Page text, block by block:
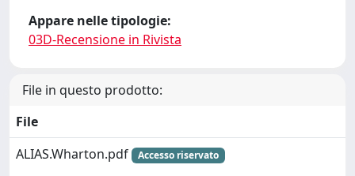
Appare nelle tipologie:
03D-Recensione in Rivista
File in questo prodotto:
File
ALIAS.Wharton.pdf
Accesso riservato